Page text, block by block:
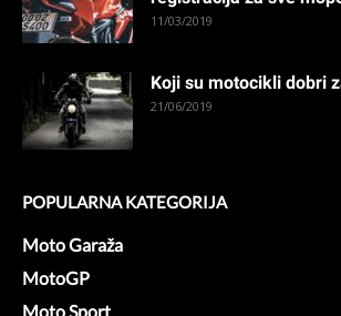
11/03/2019
Koji su motocikli dobri
21/06/2019
POPULARNA KATEGORIJA
Moto Garaža
MotoGP
Moto Sport